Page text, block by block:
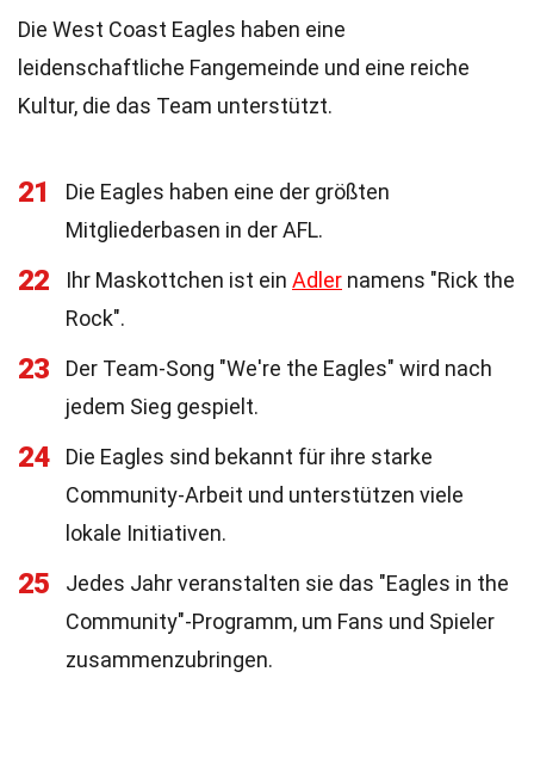
Die West Coast Eagles haben eine
leidenschaftliche Fangemeinde und eine reiche
Kultur, die das Team unterstützt.
21
Die Eagles haben eine der größten
Mitgliederbasen in der AFL.
22 Ihr Maskottchen ist ein Adler namens "Rick the
Rock".
23
Der Team-Song "We're the Eagles" wird nach
jedem Sieg gespielt.
24
Die Eagles sind bekannt für ihre starke
Community-Arbeit und unterstützen viele
lokale Initiativen.
25
Jedes Jahr veranstalten sie das "Eagles in the
Community"-Programm, um Fans und Spieler
zusammenzubringen.